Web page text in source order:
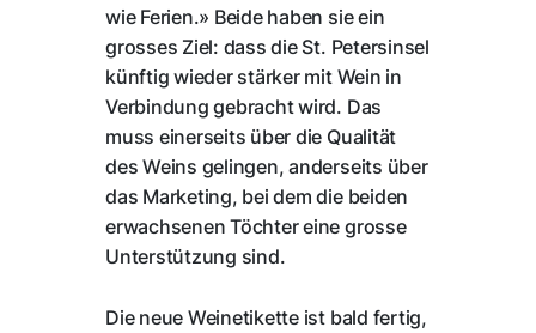
wie Ferien.» Beide haben sie ein
grosses Ziel: dass die St. Petersinsel
künftig wieder stärker mit Wein in
Verbindung gebracht wird. Das
muss einerseits über die Qualität
des Weins gelingen, anderseits über
das Marketing, bei dem die beiden
erwachsenen Töchter eine grosse
Unterstützung sind.
Die neue Weinetikette ist bald fertig,